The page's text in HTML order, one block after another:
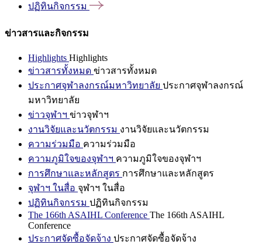
ปฏิทินกิจกรรม
ข่าวสารและกิจกรรม
Highlights Highlights
ข่าวสารทั้งหมด ข่าวสารทั้งหมด
ประกาศจุฬาลงกรณ์มหาวิทยาลัย ประกาศจุฬาลงกรณ์
มหาวิทยาลัย
ข่าวจุฬาฯ ข่าวจุฬาฯ
งานวิจัยและนวัตกรรม งานวิจัยและนวัตกรรม
ความร่วมมือ ความร่วมมือ
ความภูมิใจของจุฬาฯ ความภูมิใจของจุฬาฯ
การศึกษาและหลักสูตร การศึกษาและหลักสูตร
จุฬาฯ ในสื่อ จุฬาฯ ในสื่อ
ปฏิทินกิจกรรม ปฏิทินกิจกรรม
The 166th ASAIHL Conference The 166th ASAIHL
Conference
ประกาศจัดซื้อจัดจ้าง ประกาศจัดซื้อจัดจ้าง